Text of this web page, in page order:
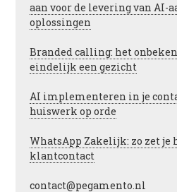
aan voor de levering van AI-
oplossingen
Branded calling: het
eindelijk een gezicht
AI implementeren in je
huiswerk op orde
WhatsApp Zakelijk: zo zet je
klantcontact
contact@pegamento.nl